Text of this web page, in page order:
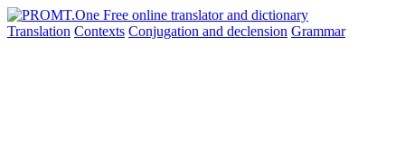
Translation Contexts Conjugation and declension Grammar